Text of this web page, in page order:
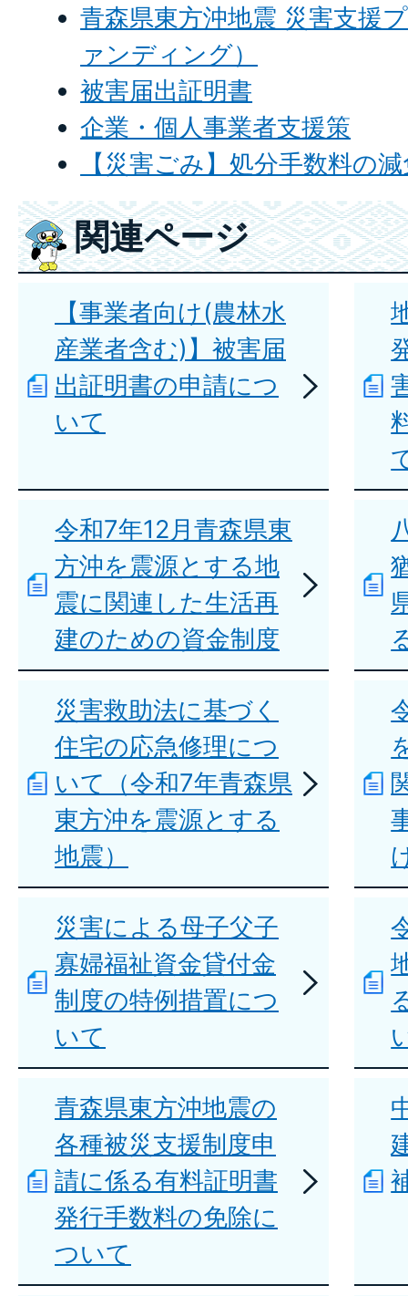
青森県東方沖地震 災害支援
ァンディング）
被害届出証明書
企業・個人事業者支援策
【災害ごみ】処分手数料の
関連ページ
【事業者向け(農林水
産業者含む)】被害届
出証明書の申請につ
いて
令和7年12月青森県東
方沖を震源とする地
震に関連した生活再
建のための資金制度
災害救助法に基づく
住宅の応急修理につ
いて（令和7年青森県
東方沖を震源とする
地震）
災害による母子父子
寡婦福祉資金貸付金
制度の特例措置につ
いて
青森県東方沖地震の
各種被災支援制度申
請に係る有料証明書
発行手数料の免除に
ついて